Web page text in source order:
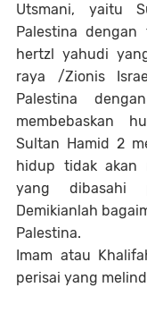
Utsmani, yaitu
Palestina
hertzl yahudi
raya /Zionis
Palestina
membebaskan
Sultan Hamid 2
hidup tidak akan
yang dibasahi
Demikianlah
Palestina.
Imam atau
perisai yang